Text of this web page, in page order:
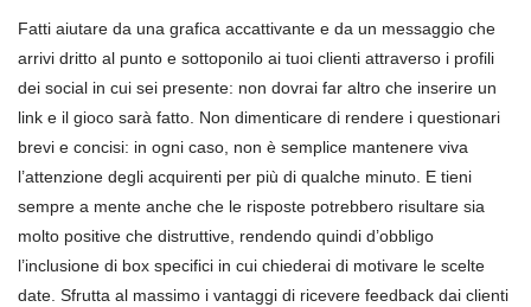
Fatti aiutare da una grafica accattivante e da un messaggio che
arrivi dritto al punto e sottoponilo ai tuoi clienti attraverso i profili
dei social in cui sei presente: non dovrai far altro che inserire un
link e il gioco sarà fatto. Non dimenticare di rendere i questionari
brevi e concisi: in ogni caso, non è semplice mantenere viva
l’attenzione degli acquirenti per più di qualche minuto. E tieni
sempre a mente anche che le risposte potrebbero risultare sia
molto positive che distruttive, rendendo quindi d’obbligo
l’inclusione di box specifici in cui chiederai di motivare le scelte
date. Sfrutta al massimo i vantaggi di ricevere feedback dai clienti